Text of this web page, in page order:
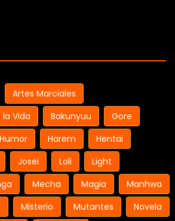
Artes Marciales
Vida
Bakunyuu
Gore
Humor Harem
Hentai
Josei Loli
Light
Mecha Magia
Manhwa
Misterio Mutantes
Novela